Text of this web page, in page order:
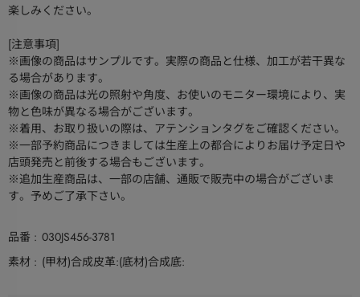
楽しみください。
[注意事項]
※画像の商品はサンプルです。実際の商品と仕様、加工が若干異な
る場合があります。
※画像の商品は光の照射や角度、お使いのモニター環境により、実
物と色味が異なる場合がございます。
※着用、お取り扱いの際は、アテンションタグをご確認ください。
※一部予約商品につきましては生産上の都合によりお届け予定日や
店頭発売と前後する場合もございます。
※追加生産商品は、一部の店舗、通販で販売中の場合がございま
す。予めご了承下さい。
品番
030JS456-3781
素材
(甲材)合成皮革:(底材)合成底: